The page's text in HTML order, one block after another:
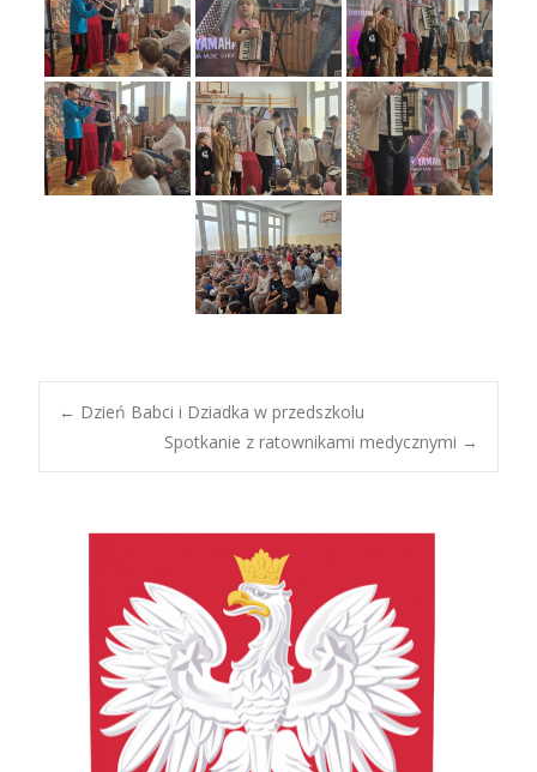
Post
← Dzień Babci i Dziadka w przedszkolu
Spotkanie z ratownikami medycznymi →